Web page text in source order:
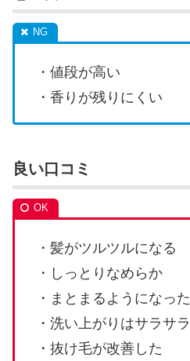
・値段が高い
・香りが残りにくい
良い口コミ
・髪がツルツルになる
・しっとりなめらか
・まとまるようになった
・洗い上がりはサラサラ
・抜け毛が改善した